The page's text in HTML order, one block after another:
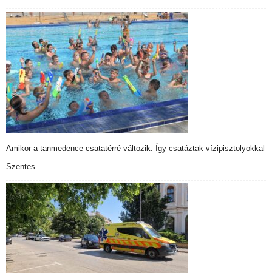
Amikor a tanmedence csatatérré változik: Így csatáztak vízipisztolyokkal
Szentes…